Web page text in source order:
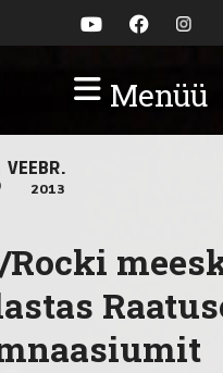
Menüü
VEEBR.
2013